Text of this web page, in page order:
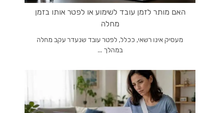
האם מותר לזמן עובד לשימוע או לפטר אותו בזמן
מחלה
מעסיק אינו רשאי, ככלל, לפטר עובד שנעדר עקב מחלה
במהלך ...